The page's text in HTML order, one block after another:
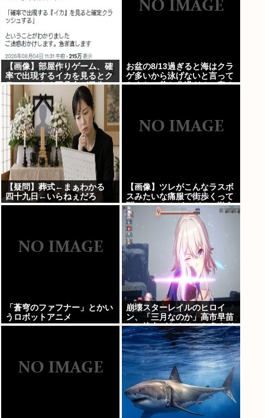
【画像】部屋作りゲーム、確
率で出現するイカを見るとク
ラッシュする不具合が発生ｗ
ｗｗ
お盆の8/13過ぎると海はクラ
ゲ多いから泳げないと言って
たよな。昔お盆過ぎると寒く
【疑問】葬式←まぁわかる
四十九日←いらねぇだろ
【画像】ツレがこんなラスボ
スみたいな痛服で街歩くって
聞かないんやが、ガチで勘弁
して欲しい
「蒼穹のファフナー」とかい
うロボットアニメ
崩壊スターレイルのヒロイ
ン、「三月なのか」高市早苗
との接点があまりにも多すぎ
る。もしかして早苗がモデ
ル？